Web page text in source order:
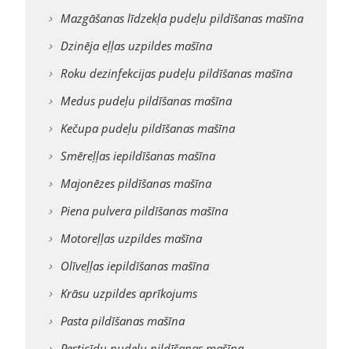
Mazgāšanas līdzekļa pudeļu pildīšanas mašīna
Dzinēja eļļas uzpildes mašīna
Roku dezinfekcijas pudeļu pildīšanas mašīna
Medus pudeļu pildīšanas mašīna
Kečupa pudeļu pildīšanas mašīna
Smēreļļas iepildīšanas mašīna
Majonēzes pildīšanas mašīna
Piena pulvera pildīšanas mašīna
Motoreļļas uzpildes mašīna
Olīveļļas iepildīšanas mašīna
Krāsu uzpildes aprīkojums
Pasta pildīšanas mašīna